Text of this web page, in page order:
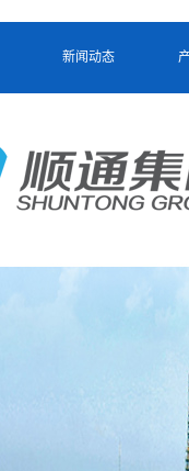
新闻动态